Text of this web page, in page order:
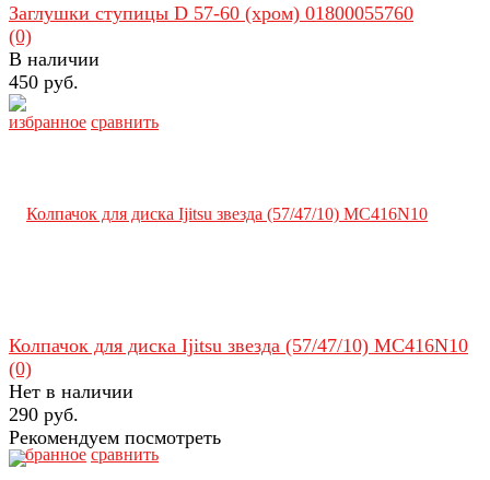
избранное сравнить
Заглушки ступицы D 57-60 (хром) 01800055760
(0)
В наличии
450 руб.
избранное сравнить
Колпачок для диска Ijitsu звезда (57/47/10) MC416N10
(0)
Нет в наличии
290 руб.
Рекомендуем посмотреть